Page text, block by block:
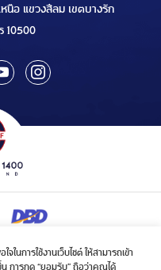
นการใช้งานเว็บไซต์ ให้สามารถเข้า
น การกด “ยอมรับ” ถือว่าคุณได้
นือ แขวงสีลม เขตบางรัก
10500
นส่งในกิจการฮัจย์เลขที่ 1/2568